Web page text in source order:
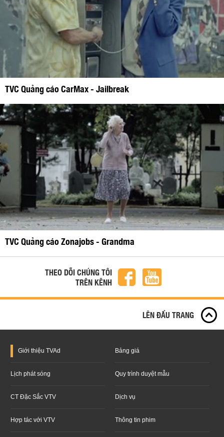
TVC Quảng cáo CarMax - Jailbreak
TVC Quảng cáo Zonajobs - Grandma
THEO DÕI CHÚNG TÔI
TRÊN KÊNH
LÊN ĐẦU TRANG
Giới thiệu TVAd Bảng giá
Lịch phát sóng Quy trình duyệt mẫu
CT Đặc Sắc VTV Dịch vụ
Hợp tác với VTV Thông tin phim